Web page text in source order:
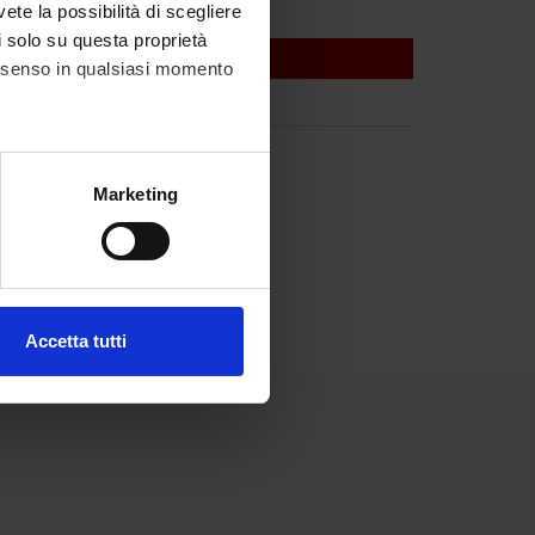
la possibilità di scegliere
su questa proprietà
in qualsiasi momento
metro,Marketing
Accetta tutti